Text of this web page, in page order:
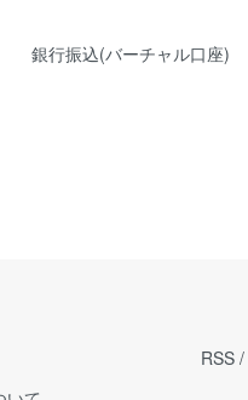
銀行振込(バーチャル口座)
RSS /